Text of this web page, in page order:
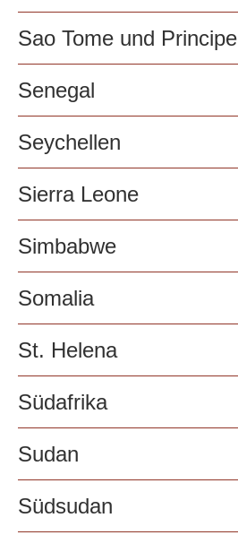
Sao Tome und Principe
Senegal
Seychellen
Sierra Leone
Simbabwe
Somalia
St. Helena
Südafrika
Sudan
Südsudan